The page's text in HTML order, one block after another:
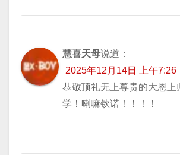
慧喜天母说道：
2025年12月14日 上午7:26
恭敬顶礼无上尊贵的大恩
学！喇嘛钦诺！！！！